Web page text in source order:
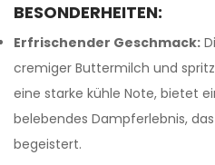
BESONDERHEITEN:
Erfrischender Geschmack:
cremiger Buttermilch und
eine starke kühle Note, bietet
belebendes Dampferlebnis,
begeistert.